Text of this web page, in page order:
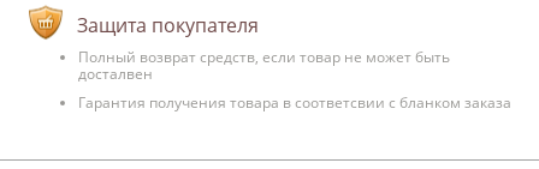
Защита покупателя
Полный возврат средств, если товар не может быть
досталвен
Гарантия получения товара в соответсвии с бланком заказа